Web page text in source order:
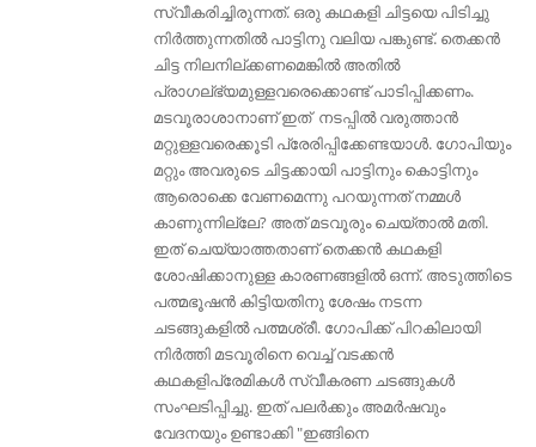
സ്വീകരിച്ചിരുന്നത്. ഒരു കഥകളി ചിട്ടയെ പിടിച്ചു
നിർത്തുന്നതിൽ പാട്ടിനു വലിയ പങ്കുണ്ട്. തെക്കൻ
ചിട്ട നിലനില്ക്കണമെങ്കിൽ അതിൽ
പ്രാഗല്ഭ്യമുള്ളവരെക്കൊണ്ട് പാടിപ്പിക്കണം.
മടവൂരാശാനാണ് ഇത് നടപ്പിൽ വരുത്താൻ
മറ്റുള്ളവരെക്കൂടി പ്രേരിപ്പിക്കേണ്ടയാൾ. ഗോപിയും
മറ്റും അവരുടെ ചിട്ടക്കായി പാട്ടിനും കൊട്ടിനും
ആരൊക്കെ വേണമെന്നു പറയുന്നത്‌ നമ്മൾ
കാണുന്നില്ലേ? അത് മടവൂരും ചെയ്‌താൽ മതി.
ഇത് ചെയ്യാത്തതാണ്‌ തെക്കൻ കഥകളി
ശോഷിക്കാനുള്ള കാരണങ്ങളിൽ ഒന്ന്. അടുത്തിടെ
പത്മഭൂഷന്‍ കിട്ടിയതിനു ശേഷം നടന്ന
ചടങ്ങുകളില്‍ പത്മശ്രീ. ഗോപിക്ക് പിറകിലായി
നിര്‍ത്തി മടവൂരിനെ വെച്ച് വടക്കന്‍
കഥകളിപ്രേമികൾ സ്വീകരണ ചടങ്ങുകള്‍
സംഘടിപ്പിച്ചു. ഇത് പലർക്കും അമർഷവും
വേദനയും ഉണ്ടാക്കി "ഇങ്ങിനെ